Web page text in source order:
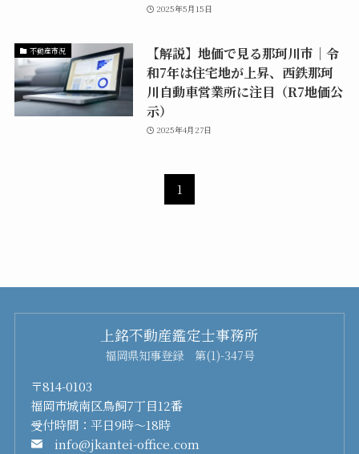
2025年5月15日
不動産市況
【解説】地価で見る那珂川市│令
和7年は住宅地が上昇、西鉄那珂
川自動車営業所に注目（R7地価公
示）
2025年4月27日
1
上銘不動産鑑定士事務所
福岡県知事登録 第(1)-347号
〒814-0103
福岡市城南区鳥飼7丁目12番
受付時間：平日9時～18時
info@jkantei-office.com